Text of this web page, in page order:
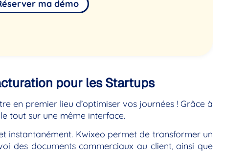
ma démo
pour les Startups
en premier lieu d’optimiser vos journées ! Grâce à
tout sur une même interface.
instantanément. Kwixeo permet de transformer un
des documents commerciaux au client, ainsi que